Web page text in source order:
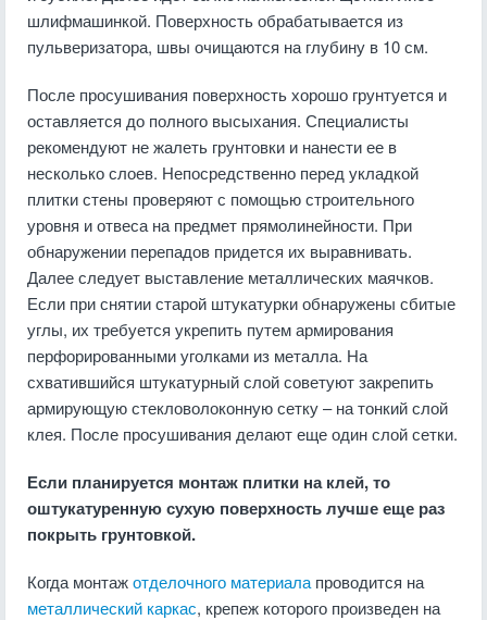
шлифмашинкой. Поверхность обрабатывается из
пульверизатора, швы очищаются на глубину в 10 см.
После просушивания поверхность хорошо грунтуется и
оставляется до полного высыхания. Специалисты
рекомендуют не жалеть грунтовки и нанести ее в
несколько слоев. Непосредственно перед укладкой
плитки стены проверяют с помощью строительного
уровня и отвеса на предмет прямолинейности. При
обнаружении перепадов придется их выравнивать.
Далее следует выставление металлических маячков.
Если при снятии старой штукатурки обнаружены сбитые
углы, их требуется укрепить путем армирования
перфорированными уголками из металла. На
схватившийся штукатурный слой советуют закрепить
армирующую стекловолоконную сетку – на тонкий слой
клея. После просушивания делают еще один слой сетки.
Если планируется монтаж плитки на клей, то
оштукатуренную сухую поверхность лучше еще раз
покрыть грунтовкой.
Когда монтажотделочного материала проводится на
металлический каркас, крепеж которого произведен на